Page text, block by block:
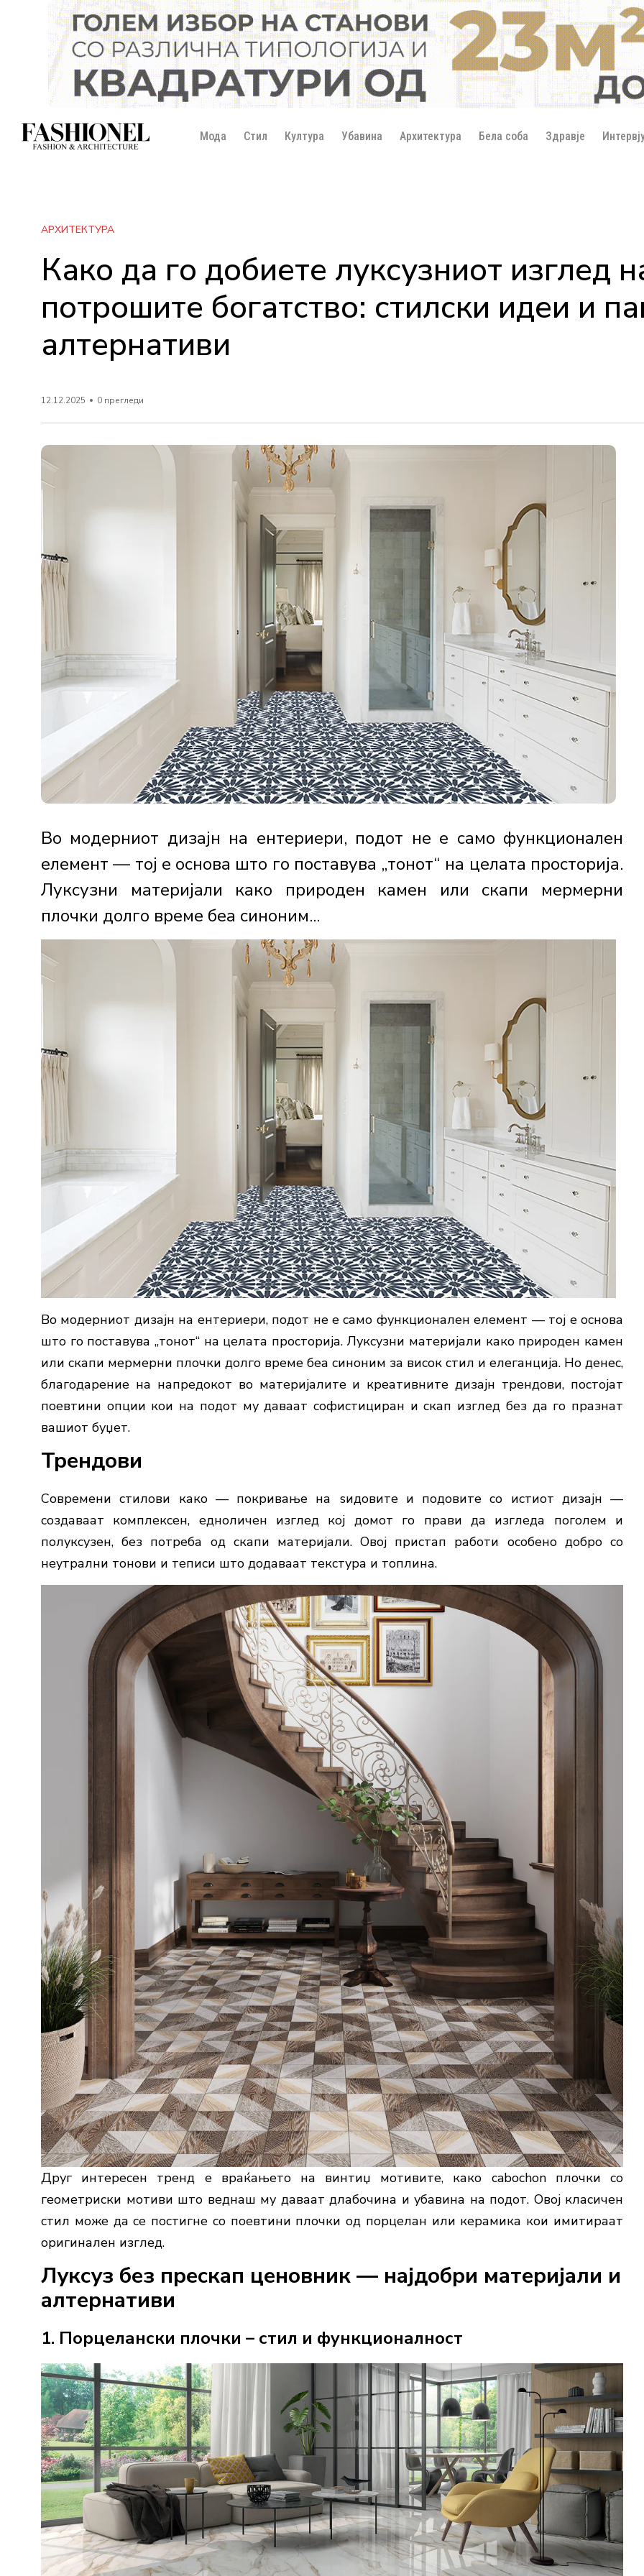
Мода Стил Култура Убавина Архитектура Бела соба Здравје
АРХИТЕКТУРА
Како да го добиете луксузниот изглед
потрошите богатство: стилски идеи и
алтернативи
12.12.2025 0 прегледи
Во модерниот дизајн на ентериери, подот не е само функционален
елемент — тој е основа што го поставува „тонoт“ на целата просторија.
Луксузни материјали како природен камен или скапи мермерни
плочки долго време беа синоним...
Во модерниот дизајн на ентериери, подот не е само функционален елемент — тој е основа
што го поставува „тонoт“ на целата просторија. Луксузни материјали како природен камен
или скапи мермерни плочки долго време беа синоним за висок стил и елеганција. Но денес,
благодарение на напредокот во материјалите и креативните дизајн трендови, постојат
поевтини опции кои на подот му даваат софистициран и скап изглед без да го празнат
вашиот буџет.
Трендови
Современи стилови како — покривање на ѕидовите и подовите со истиот дизајн —
создаваат комплексен, едноличен изглед кој домот го прави да изгледа поголем и
полуксузен, без потреба од скапи материјали. Овој пристап работи особено добро со
неутрални тонови и теписи што додаваат текстура и топлина.
Друг интересен тренд е враќањето на винтиџ мотивите, како cabochon плочки со
геометриски мотиви што веднаш му даваат длабочина и убавина на подот. Овој класичен
стил може да се постигне со поевтини плочки од порцелан или керамика кои имитираат
оригинален изглед.
Луксуз без прескап ценовник — најдобри материјали и
алтернативи
1. Порцелански плочки – стил и функционалност